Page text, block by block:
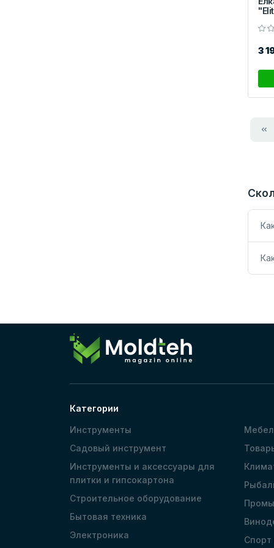
3
Категории
Инструменты
Садовый инструмент
Инструменты и аксессуары для
плитки и гипсокартона
Строительное оборудование
Бытовая техника
Электроника
Спорт